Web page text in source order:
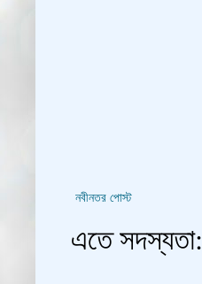
নবীনতর পোস্ট
এতে সদস্যতা: